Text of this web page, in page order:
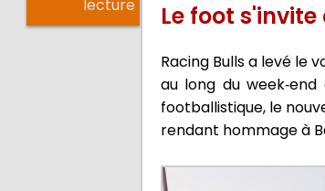
lecture
Le foot
Racing Bulls a levé le
au long du
footballistique, le
rendant hommage à